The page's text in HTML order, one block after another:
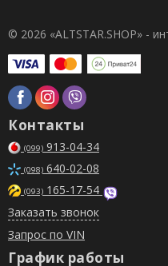
© 2026 «ALTSTAR.SHOP» -
Контакты
(099) 913-04-34
(098) 640-02-08
(093) 165-17-54
Заказать звонок
Запрос по VIN
График работы